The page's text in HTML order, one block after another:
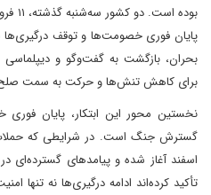
پایان فوری خصومت‌ها و توقف درگیری‌ها
بحران، بازگشت به گفت‌وگو و
برای کاهش تنش‌ها و حرکت به سمت
نخستین محور این ابتکار، پایان
گسترش جنگ است. در شرایطی که حملات
اسفند آغاز شده و پیامدهای گسترده‌ای
تأکید کرده‌اند ادامه درگیری‌ها نه تنها